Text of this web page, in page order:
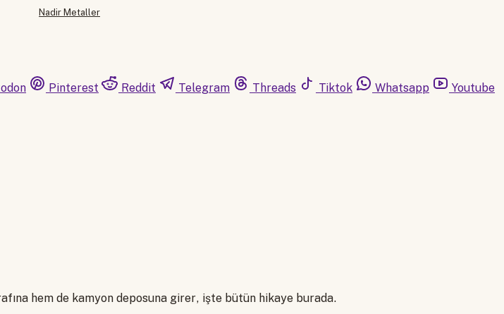
Nadir Metaller
Pinterest Reddit Telegram Threads Tiktok Whatsapp Youtube
hem de kamyon deposuna girer, işte bütün hikaye burada.